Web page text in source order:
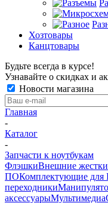
Хозтовары
Канцтовары
Будьте всегда в курсе!
Узнавайте о скидках и
Новости магазина
Главная
-
Каталог
-
Запчасти к ноутбукам
ФлэшкиВнешние
ПОКомплектующие
переходники
аксессуарыМультимедиа